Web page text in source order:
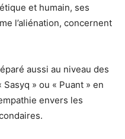
et humain, ses
l’aliénation, concernent
aussi au niveau des
» ou « Puant » en
envers les